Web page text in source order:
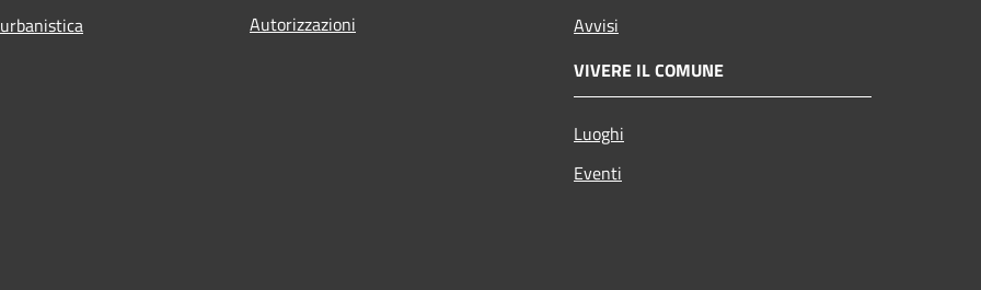
Autorizzazioni
Avvisi
VIVERE IL COMUNE
Luoghi
Eventi